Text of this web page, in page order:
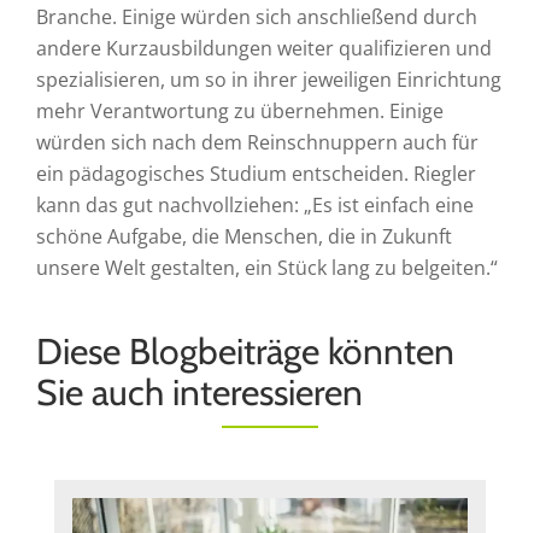
Branche. Einige würden sich anschließend durch
andere Kurzausbildungen weiter qualifizieren und
spezialisieren, um so in ihrer jeweiligen Einrichtung
mehr Verantwortung zu übernehmen. Einige
würden sich nach dem Reinschnuppern auch für
ein pädagogisches Studium entscheiden. Riegler
kann das gut nachvollziehen: „Es ist einfach eine
schöne Aufgabe, die Menschen, die in Zukunft
unsere Welt gestalten, ein Stück lang zu belgeiten.“
Diese Blogbeiträge könnten
Sie auch interessieren